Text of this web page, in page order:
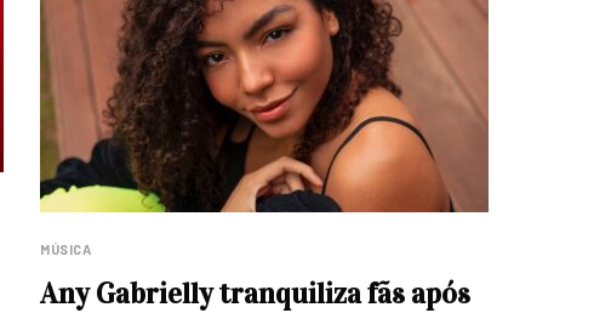
MÚSICA
Any Gabrielly tranquiliza fãs após